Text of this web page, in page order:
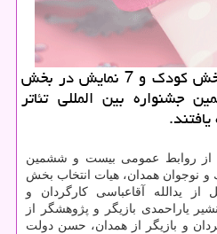
كادو دونی: 8 نمایش در بخش كودك و 7 نمایش در بخش
جشنواره بین المللی تئاتر
از روابط عمومی بیست و ششمین
و نوجوان همدان، هیات انتخاب بخش
یدالله آقاعباسی كارگردان و
یاراحمدی بازیگر و پژوهشگر از
و بازیگر از همدان، حسن دولت